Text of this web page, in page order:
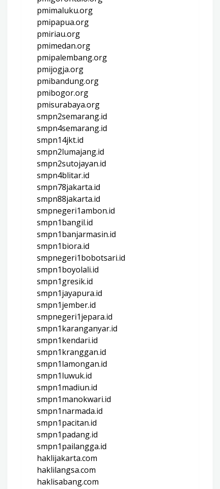
pmimaluku.org
pmipapua.org
pmiriau.org
pmimedan.org
pmipalembang.org
pmijogja.org
pmibandung.org
pmibogor.org
pmisurabaya.org
smpn2semarang.id
smpn4semarang.id
smpn14jkt.id
smpn2lumajang.id
smpn2sutojayan.id
smpn4blitar.id
smpn78jakarta.id
smpn88jakarta.id
smpnegeri1ambon.id
smpn1bangil.id
smpn1banjarmasin.id
smpn1biora.id
smpnegeri1bobotsari.id
smpn1boyolali.id
smpn1gresik.id
smpn1jayapura.id
smpn1jember.id
smpnegeri1jepara.id
smpn1karanganyar.id
smpn1kendari.id
smpn1kranggan.id
smpn1lamongan.id
smpn1luwuk.id
smpn1madiun.id
smpn1manokwari.id
smpn1narmada.id
smpn1pacitan.id
smpn1padang.id
smpn1pailangga.id
haklijakarta.com
haklilangsa.com
haklisabang.com